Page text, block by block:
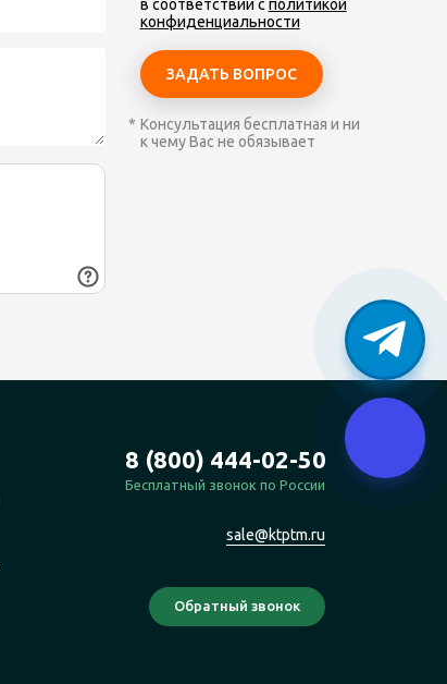
в соответствии с политикой
конфиденциальности
Консультация бесплатная и ни
к чему Вас не обязывает
8 (800) 444-02-50
Бесплатный звонок по России
sale@ktptm.ru